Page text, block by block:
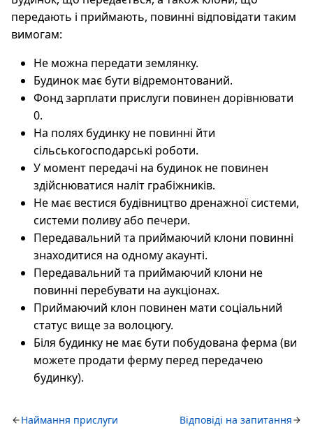
передають і приймають, повинні відповідати таким
вимогам:
Не можна передати землянку.
Будинок має бути відремонтований.
Фонд зарплати прислуги повинен дорівнювати
0.
На полях будинку не повинні йти
сільськогосподарські роботи.
У момент передачі на будинок не повинен
здійснюватися наліт грабіжників.
Не має вестися будівництво дренажної системи,
системи поливу або печери.
Передавальний та приймаючий клони повинні
знаходитися на одному акаунті.
Передавальний та приймаючий клони не
повинні перебувати на аукціонах.
Приймаючий клон повинен мати соціальний
статус вище за волоцюгу.
Біля будинку не має бути побудована ферма (ви
можете продати ферму перед передачею
будинку).
Наймання прислуги Відповіді на запитання